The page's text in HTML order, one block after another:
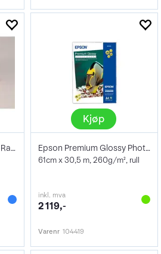
Epson Watercolor Paper Radiant White 44"
Kjøp
Epson Premium Glossy Photo Paper 24"
61cm x 30,5 m, 260g/m², rull
inkl. mva
2 119,-
Varenr 104419